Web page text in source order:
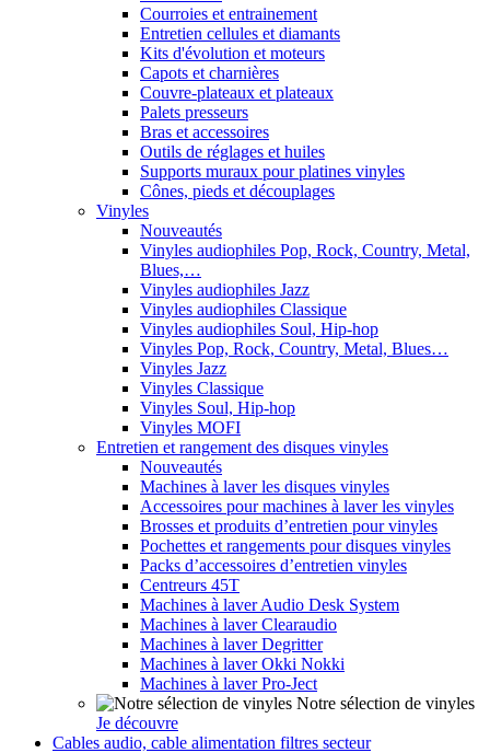
Courroies et entrainement
Entretien cellules et diamants
Kits d'évolution et moteurs
Capots et charnières
Couvre-plateaux et plateaux
Palets presseurs
Bras et accessoires
Outils de réglages et huiles
Supports muraux pour platines vinyles
Cônes, pieds et découplages
Vinyles
Nouveautés
Vinyles audiophiles Pop, Rock, Country, Metal,
Blues,…
Vinyles audiophiles Jazz
Vinyles audiophiles Classique
Vinyles audiophiles Soul, Hip-hop
Vinyles Pop, Rock, Country, Metal, Blues…
Vinyles Jazz
Vinyles Classique
Vinyles Soul, Hip-hop
Vinyles MOFI
Entretien et rangement des disques vinyles
Nouveautés
Machines à laver les disques vinyles
Accessoires pour machines à laver les vinyles
Brosses et produits d’entretien pour vinyles
Pochettes et rangements pour disques vinyles
Packs d’accessoires d’entretien vinyles
Centreurs 45T
Machines à laver Audio Desk System
Machines à laver Clearaudio
Machines à laver Degritter
Machines à laver Okki Nokki
Machines à laver Pro-Ject
Notre sélection de vinyles
Je découvre
Cables audio, cable alimentation filtres secteur